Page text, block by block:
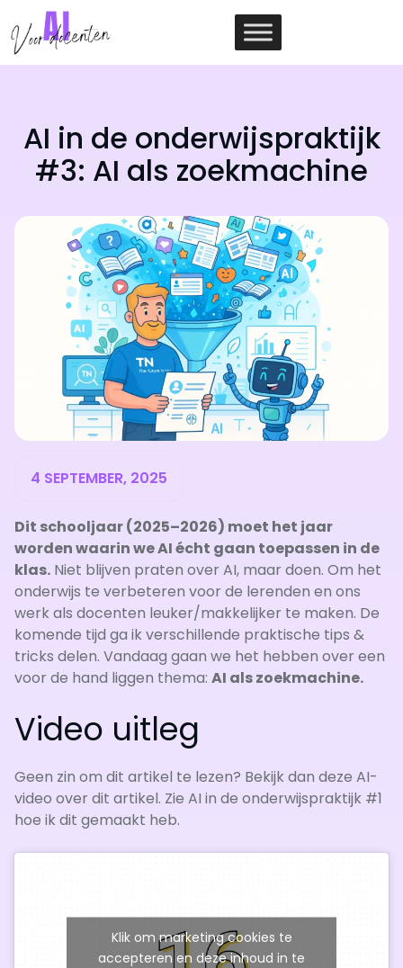
naar
de
AI in de onderwijspraktijk
#3: AI als zoekmachine
4 SEPTEMBER, 2025
Dit schooljaar (2025–2026) moet het jaar
worden waarin we AI écht gaan toepassen in de
klas. Niet blijven praten over AI, maar doen. Om het
onderwijs te verbeteren voor de lerenden en ons
werk als docenten leuker/makkelijker te maken. De
komende tijd ga ik verschillende praktische tips &
tricks delen. Vandaag gaan we het hebben over een
voor de hand liggen thema: AI als zoekmachine.
Video uitleg
Geen zin om dit artikel te lezen? Bekijk dan deze AI-
video over dit artikel. Zie AI in de onderwijspraktijk #1
hoe ik dit gemaakt heb.
Klik om marketing cookies te
accepteren en deze inhoud in te